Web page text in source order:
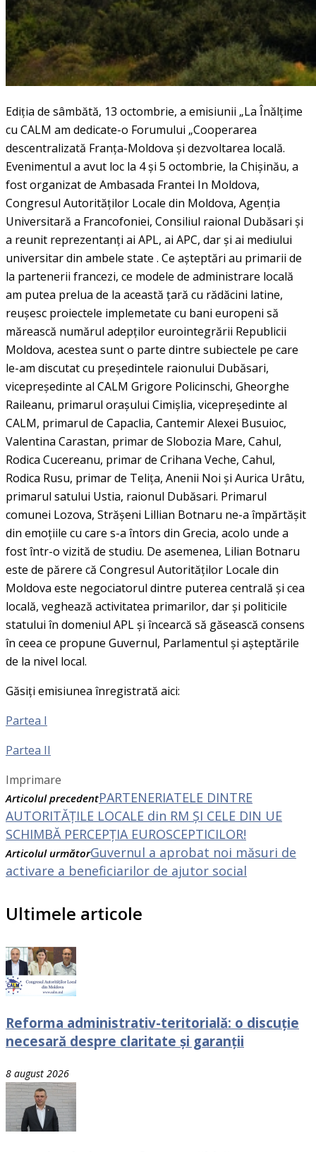
Ediția de sâmbătă, 13 octombrie, a emisiunii „La Înălțime
cu CALM am dedicate-o Forumului „Cooperarea
descentralizată Franța-Moldova și dezvoltarea locală.
Evenimentul a avut loc la 4 și 5 octombrie, la Chișinău, a
fost organizat de Ambasada Frantei In Moldova,
Congresul Autorităților Locale din Moldova, Agenția
Universitară a Francofoniei, Consiliul raional Dubăsari și
a reunit reprezentanți ai APL, ai APC, dar și ai mediului
universitar din ambele state . Ce așteptări au primarii de
la partenerii francezi, ce modele de administrare locală
am putea prelua de la această țară cu rădăcini latine,
reușesc proiectele implemetate cu bani europeni să
mărească numărul adepților eurointegrării Republicii
Moldova, acestea sunt o parte dintre subiectele pe care
le-am discutat cu președintele raionului Dubăsari,
vicepreședinte al CALM Grigore Policinschi, Gheorghe
Raileanu, primarul orașului Cimișlia, vicepreședinte al
CALM, primarul de Capaclia, Cantemir Alexei Busuioc,
Valentina Carastan, primar de Slobozia Mare, Cahul,
Rodica Cucereanu, primar de Crihana Veche, Cahul,
Rodica Rusu, primar de Telița, Anenii Noi și Aurica Urâtu,
primarul satului Ustia, raionul Dubăsari. Primarul
comunei Lozova, Strășeni Lillian Botnaru ne-a împărtășit
din emoțiile cu care s-a întors din Grecia, acolo unde a
fost într-o vizită de studiu. De asemenea, Lilian Botnaru
este de părere că Congresul Autorităților Locale din
Moldova este negociatorul dintre puterea centrală și cea
locală, veghează activitatea primarilor, dar și politicile
statului în domeniul APL și încearcă să găsească consens
în ceea ce propune Guvernul, Parlamentul și așteptările
de la nivel local.
Găsiți emisiunea înregistrată aici:
Partea I
Partea II
Imprimare
Articolul precedentPARTENERIATELE DINTRE
AUTORITĂȚILE LOCALE din RM ȘI CELE DIN UE
SCHIMBĂ PERCEPȚIA EUROSCEPTICILOR!
Articolul următorGuvernul a aprobat noi măsuri de
activare a beneficiarilor de ajutor social
Ultimele articole
Reforma administrativ-teritorială: o discuție
necesară despre claritate și garanții
8 august 2026